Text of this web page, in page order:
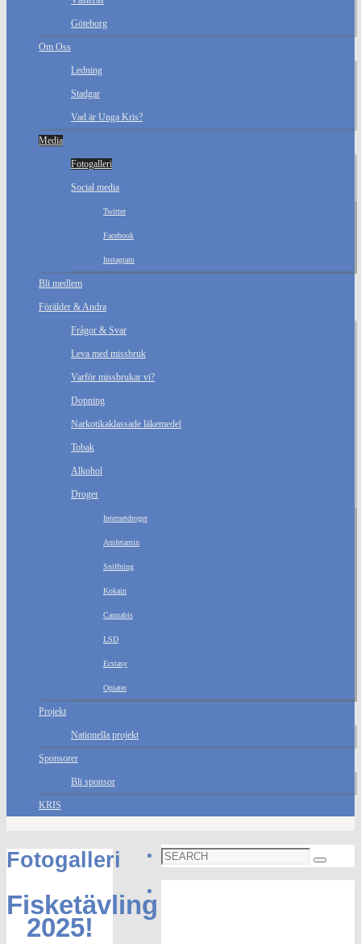
Göteborg
Om Oss
Ledning
Stadgar
Vad är Unga Kris?
Media
Fotogalleri
Social media
Twitter
Facebook
Instagram
Bli medlem
Förälder & Andra
Frågor & Svar
Leva med missbruk
Varför missbrukar vi?
Dopning
Narkotikaklassade läkemedel
Tobak
Alkohol
Droger
Internetdroger
Amfetamin
Sniffning
Kokain
Cannabis
LSD
Ecstasy
Opiater
Projekt
Nationella projekt
Sponsorer
Bli sponsor
KRIS
Fotogalleri
Fisketävling
2025!
Search
for:
Search